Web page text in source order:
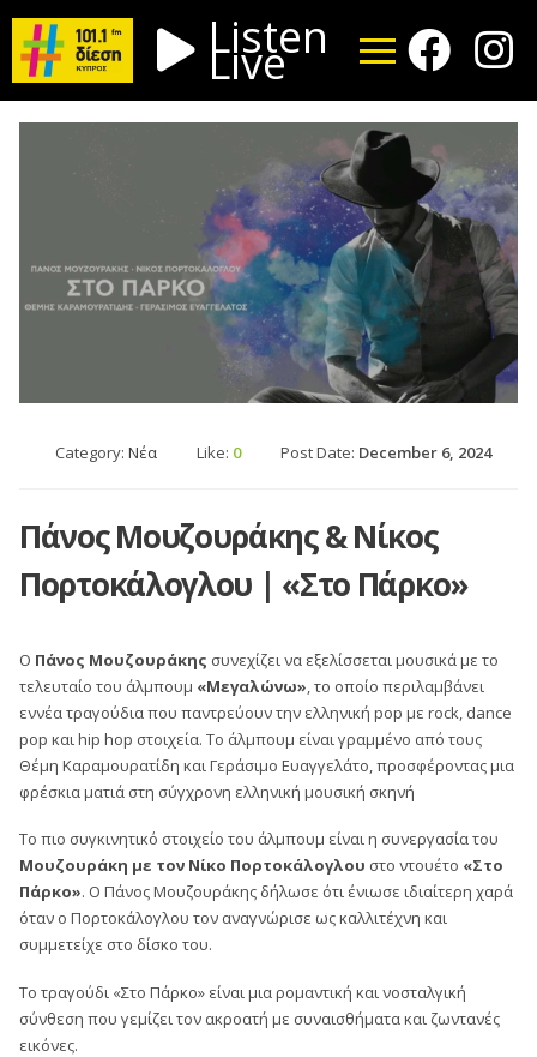
Listen
Live
Category: Νέα Like: 0 Post Date: December 6, 2024
Πάνος Μουζουράκης & Νίκος
Πορτοκάλογλου | «Στο Πάρκο»
Ο Πάνος Μουζουράκης συνεχίζει να εξελίσσεται μουσικά με το
τελευταίο του άλμπουμ «Μεγαλώνω», το οποίο περιλαμβάνει
εννέα τραγούδια που παντρεύουν την ελληνική pop με rock, dance
pop και hip hop στοιχεία. Το άλμπουμ είναι γραμμένο από τους
Θέμη Καραμουρατίδη και Γεράσιμο Ευαγγελάτο, προσφέροντας μια
φρέσκια ματιά στη σύγχρονη ελληνική μουσική σκηνή
Το πιο συγκινητικό στοιχείο του άλμπουμ είναι η συνεργασία του
Μουζουράκη με τον Νίκο Πορτοκάλογλου στο ντουέτο «Στο
Πάρκο». Ο Πάνος Μουζουράκης δήλωσε ότι ένιωσε ιδιαίτερη χαρά
όταν ο Πορτοκάλογλου τον αναγνώρισε ως καλλιτέχνη και
συμμετείχε στο δίσκο του.
Το τραγούδι «Στο Πάρκο» είναι μια ρομαντική και νοσταλγική
σύνθεση που γεμίζει τον ακροατή με συναισθήματα και ζωντανές
εικόνες.